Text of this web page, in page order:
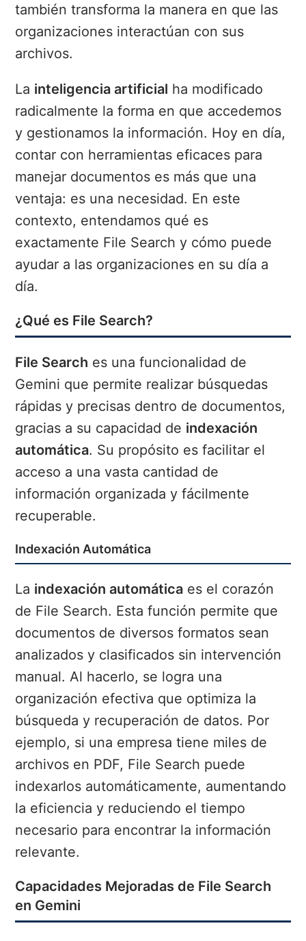
también transforma la manera en que las
organizaciones interactúan con sus
archivos.
La inteligencia artificial ha modificado
radicalmente la forma en que accedemos
y gestionamos la información. Hoy en día,
contar con herramientas eficaces para
manejar documentos es más que una
ventaja: es una necesidad. En este
contexto, entendamos qué es
exactamente File Search y cómo puede
ayudar a las organizaciones en su día a
día.
¿Qué es File Search?
File Search es una funcionalidad de
Gemini que permite realizar búsquedas
rápidas y precisas dentro de documentos,
gracias a su capacidad de indexación
automática. Su propósito es facilitar el
acceso a una vasta cantidad de
información organizada y fácilmente
recuperable.
Indexación Automática
La indexación automática es el corazón
de File Search. Esta función permite que
documentos de diversos formatos sean
analizados y clasificados sin intervención
manual. Al hacerlo, se logra una
organización efectiva que optimiza la
búsqueda y recuperación de datos. Por
ejemplo, si una empresa tiene miles de
archivos en PDF, File Search puede
indexarlos automáticamente, aumentando
la eficiencia y reduciendo el tiempo
necesario para encontrar la información
relevante.
Capacidades Mejoradas de File Search
en Gemini